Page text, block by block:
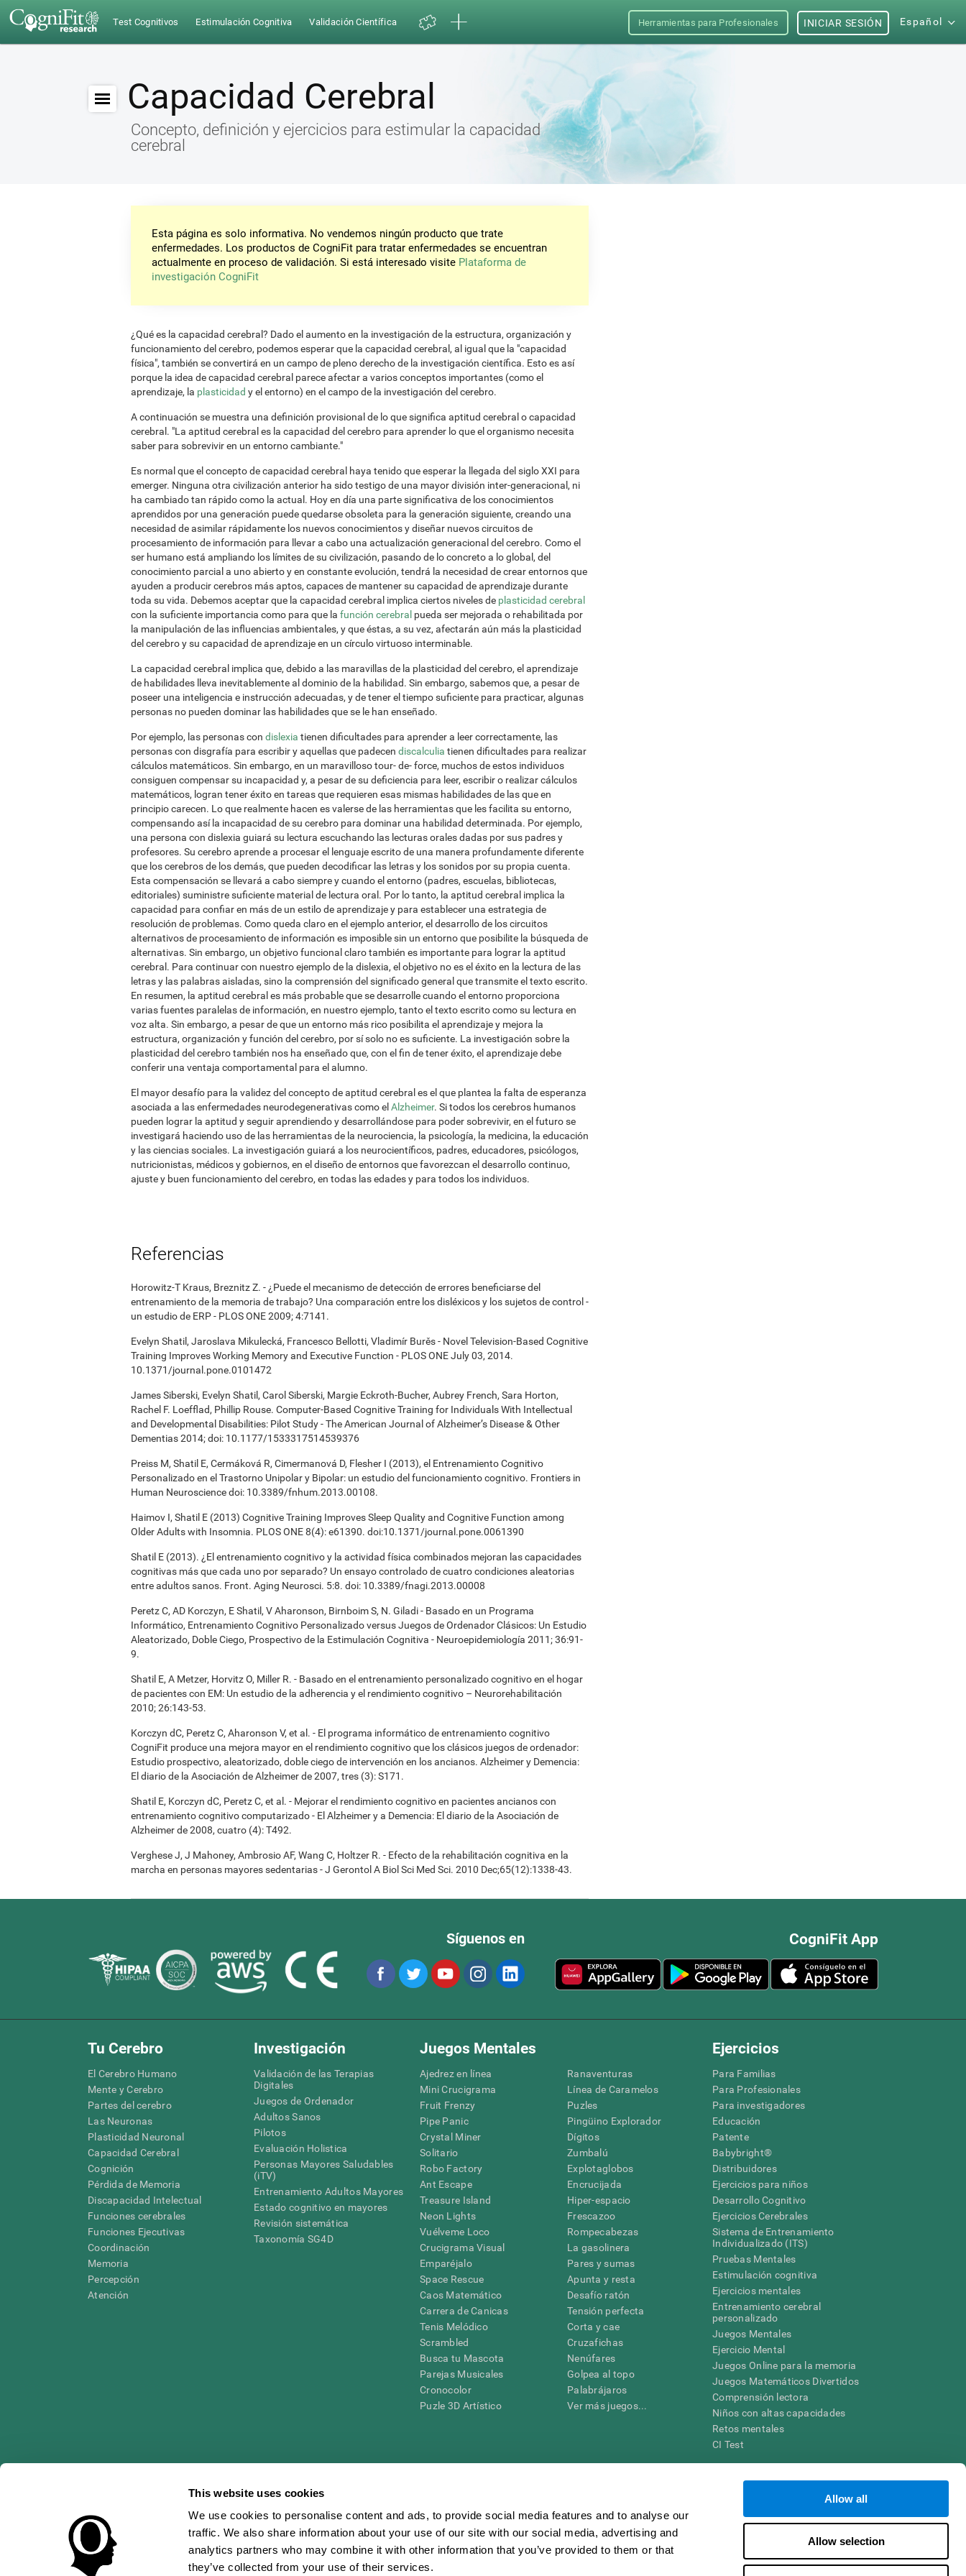
This website uses cookies
We use cookies to personalise content and ads, to provide social media features and to analyse our
traffic. We also share information about your use of our site with our social media, advertising and
analytics partners who may combine it with other information that you’ve provided to them or that
they’ve collected from your use of their services.
Allow all
Allow selection
Test Cognitivos Estimulación Cognitiva Validación Científica Herramientas para Profesionales Español
INICIAR SESIÓN
Capacidad Cerebral
Concepto, definición y ejercicios para estimular la capacidad
cerebral
Esta página es solo informativa. No vendemos ningún producto que trate
enfermedades. Los productos de CogniFit para tratar enfermedades se encuentran
actualmente en proceso de validación. Si está interesado visite Plataforma de
investigación CogniFit
¿Qué es la capacidad cerebral? Dado el aumento en la investigación de la estructura, organización y
funcionamiento del cerebro, podemos esperar que la capacidad cerebral, al igual que la "capacidad
física", también se convertirá en un campo de pleno derecho de la investigación científica. Esto es así
porque la idea de capacidad cerebral parece afectar a varios conceptos importantes (como el
aprendizaje, la plasticidad y el entorno) en el campo de la investigación del cerebro.
A continuación se muestra una definición provisional de lo que significa aptitud cerebral o capacidad
cerebral. "La aptitud cerebral es la capacidad del cerebro para aprender lo que el organismo necesita
saber para sobrevivir en un entorno cambiante."
Es normal que el concepto de capacidad cerebral haya tenido que esperar la llegada del siglo XXI para
emerger. Ninguna otra civilización anterior ha sido testigo de una mayor división inter-generacional, ni
ha cambiado tan rápido como la actual. Hoy en día una parte significativa de los conocimientos
aprendidos por una generación puede quedarse obsoleta para la generación siguiente, creando una
necesidad de asimilar rápidamente los nuevos conocimientos y diseñar nuevos circuitos de
procesamiento de información para llevar a cabo una actualización generacional del cerebro. Como el
ser humano está ampliando los límites de su civilización, pasando de lo concreto a lo global, del
conocimiento parcial a uno abierto y en constante evolución, tendrá la necesidad de crear entornos que
ayuden a producir cerebros más aptos, capaces de mantener su capacidad de aprendizaje durante
toda su vida. Debemos aceptar que la capacidad cerebral implica ciertos niveles de plasticidad cerebral
con la suficiente importancia como para que la función cerebral pueda ser mejorada o rehabilitada por
la manipulación de las influencias ambientales, y que éstas, a su vez, afectarán aún más la plasticidad
del cerebro y su capacidad de aprendizaje en un círculo virtuoso interminable.
La capacidad cerebral implica que, debido a las maravillas de la plasticidad del cerebro, el aprendizaje
de habilidades lleva inevitablemente al dominio de la habilidad. Sin embargo, sabemos que, a pesar de
poseer una inteligencia e instrucción adecuadas, y de tener el tiempo suficiente para practicar, algunas
personas no pueden dominar las habilidades que se le han enseñado.
Por ejemplo, las personas con dislexia tienen dificultades para aprender a leer correctamente, las
personas con disgrafía para escribir y aquellas que padecen discalculia tienen dificultades para realizar
cálculos matemáticos. Sin embargo, en un maravilloso tour- de- force, muchos de estos individuos
consiguen compensar su incapacidad y, a pesar de su deficiencia para leer, escribir o realizar cálculos
matemáticos, logran tener éxito en tareas que requieren esas mismas habilidades de las que en
principio carecen. Lo que realmente hacen es valerse de las herramientas que les facilita su entorno,
compensando así la incapacidad de su cerebro para dominar una habilidad determinada. Por ejemplo,
una persona con dislexia guiará su lectura escuchando las lecturas orales dadas por sus padres y
profesores. Su cerebro aprende a procesar el lenguaje escrito de una manera profundamente diferente
que los cerebros de los demás, que pueden decodificar las letras y los sonidos por su propia cuenta.
Esta compensación se llevará a cabo siempre y cuando el entorno (padres, escuelas, bibliotecas,
editoriales) suministre suficiente material de lectura oral. Por lo tanto, la aptitud cerebral implica la
capacidad para confiar en más de un estilo de aprendizaje y para establecer una estrategia de
resolución de problemas. Como queda claro en el ejemplo anterior, el desarrollo de los circuitos
alternativos de procesamiento de información es imposible sin un entorno que posibilite la búsqueda de
alternativas. Sin embargo, un objetivo funcional claro también es importante para lograr la aptitud
cerebral. Para continuar con nuestro ejemplo de la dislexia, el objetivo no es el éxito en la lectura de las
letras y las palabras aisladas, sino la comprensión del significado general que transmite el texto escrito.
En resumen, la aptitud cerebral es más probable que se desarrolle cuando el entorno proporciona
varias fuentes paralelas de información, en nuestro ejemplo, tanto el texto escrito como su lectura en
voz alta. Sin embargo, a pesar de que un entorno más rico posibilita el aprendizaje y mejora la
estructura, organización y función del cerebro, por sí solo no es suficiente. La investigación sobre la
plasticidad del cerebro también nos ha enseñado que, con el fin de tener éxito, el aprendizaje debe
conferir una ventaja comportamental para el alumno.
El mayor desafío para la validez del concepto de aptitud cerebral es el que plantea la falta de esperanza
asociada a las enfermedades neurodegenerativas como el Alzheimer. Si todos los cerebros humanos
pueden lograr la aptitud y seguir aprendiendo y desarrollándose para poder sobrevivir, en el futuro se
investigará haciendo uso de las herramientas de la neurociencia, la psicología, la medicina, la educación
y las ciencias sociales. La investigación guiará a los neurocientíficos, padres, educadores, psicólogos,
nutricionistas, médicos y gobiernos, en el diseño de entornos que favorezcan el desarrollo continuo,
ajuste y buen funcionamiento del cerebro, en todas las edades y para todos los individuos.
Referencias
Horowitz-T Kraus, Breznitz Z. - ¿Puede el mecanismo de detección de errores beneficiarse del
entrenamiento de la memoria de trabajo? Una comparación entre los disléxicos y los sujetos de control -
un estudio de ERP - PLOS ONE 2009; 4:7141.
Evelyn Shatil, Jaroslava Mikulecká, Francesco Bellotti, Vladimír Burěs - Novel Television-Based Cognitive
Training Improves Working Memory and Executive Function - PLOS ONE July 03, 2014.
10.1371/journal.pone.0101472
James Siberski, Evelyn Shatil, Carol Siberski, Margie Eckroth-Bucher, Aubrey French, Sara Horton,
Rachel F. Loefflad, Phillip Rouse. Computer-Based Cognitive Training for Individuals With Intellectual
and Developmental Disabilities: Pilot Study - The American Journal of Alzheimer’s Disease & Other
Dementias 2014; doi: 10.1177/1533317514539376
Preiss M, Shatil E, Cermáková R, Cimermanová D, Flesher I (2013), el Entrenamiento Cognitivo
Personalizado en el Trastorno Unipolar y Bipolar: un estudio del funcionamiento cognitivo. Frontiers in
Human Neuroscience doi: 10.3389/fnhum.2013.00108.
Haimov I, Shatil E (2013) Cognitive Training Improves Sleep Quality and Cognitive Function among
Older Adults with Insomnia. PLOS ONE 8(4): e61390. doi:10.1371/journal.pone.0061390
Shatil E (2013). ¿El entrenamiento cognitivo y la actividad física combinados mejoran las capacidades
cognitivas más que cada uno por separado? Un ensayo controlado de cuatro condiciones aleatorias
entre adultos sanos. Front. Aging Neurosci. 5:8. doi: 10.3389/fnagi.2013.00008
Peretz C, AD Korczyn, E Shatil, V Aharonson, Birnboim S, N. Giladi - Basado en un Programa
Informático, Entrenamiento Cognitivo Personalizado versus Juegos de Ordenador Clásicos: Un Estudio
Aleatorizado, Doble Ciego, Prospectivo de la Estimulación Cognitiva - Neuroepidemiología 2011; 36:91-
9.
Shatil E, A Metzer, Horvitz O, Miller R. - Basado en el entrenamiento personalizado cognitivo en el hogar
de pacientes con EM: Un estudio de la adherencia y el rendimiento cognitivo – Neurorehabilitación
2010; 26:143-53.
Korczyn dC, Peretz C, Aharonson V, et al. - El programa informático de entrenamiento cognitivo
CogniFit produce una mejora mayor en el rendimiento cognitivo que los clásicos juegos de ordenador:
Estudio prospectivo, aleatorizado, doble ciego de intervención en los ancianos. Alzheimer y Demencia:
El diario de la Asociación de Alzheimer de 2007, tres (3): S171.
Shatil E, Korczyn dC, Peretz C, et al. - Mejorar el rendimiento cognitivo en pacientes ancianos con
entrenamiento cognitivo computarizado - El Alzheimer y a Demencia: El diario de la Asociación de
Alzheimer de 2008, cuatro (4): T492.
Verghese J, J Mahoney, Ambrosio AF, Wang C, Holtzer R. - Efecto de la rehabilitación cognitiva en la
marcha en personas mayores sedentarias - J Gerontol A Biol Sci Med Sci. 2010 Dec;65(12):1338-43.
CogniFit App
Síguenos en
Tu Cerebro
El Cerebro Humano
Mente y Cerebro
Partes del cerebro
Las Neuronas
Plasticidad Neuronal
Capacidad Cerebral
Cognición
Pérdida de Memoria
Discapacidad Intelectual
Funciones cerebrales
Funciones Ejecutivas
Coordinación
Memoria
Percepción
Atención
Investigación
Validación de las Terapias
Digitales
Juegos de Ordenador
Adultos Sanos
Pilotos
Evaluación Holistica
Personas Mayores Saludables
(iTV)
Entrenamiento Adultos Mayores
Estado cognitivo en mayores
Revisión sistemática
Taxonomía SG4D
Juegos Mentales
Ajedrez en línea
Mini Crucigrama
Fruit Frenzy
Pipe Panic
Crystal Miner
Solitario
Robo Factory
Ant Escape
Treasure Island
Neon Lights
Vuélveme Loco
Crucigrama Visual
Emparéjalo
Space Rescue
Caos Matemático
Carrera de Canicas
Tenis Melódico
Scrambled
Busca tu Mascota
Parejas Musicales
Cronocolor
Puzle 3D Artístico
Ranaventuras
Línea de Caramelos
Puzles
Pingüino Explorador
Dígitos
Zumbalú
Explotaglobos
Encrucijada
Hiper-espacio
Frescazoo
Rompecabezas
La gasolinera
Pares y sumas
Apunta y resta
Desafío ratón
Tensión perfecta
Corta y cae
Cruzafichas
Nenúfares
Golpea al topo
Palabrájaros
Ver más juegos...
Ejercicios
Para Familias
Para Profesionales
Para investigadores
Educación
Patente
Babybright®
Distribuidores
Ejercicios para niños
Desarrollo Cognitivo
Ejercicios Cerebrales
Sistema de Entrenamiento
Individualizado (ITS)
Pruebas Mentales
Estimulación cognitiva
Ejercicios mentales
Entrenamiento cerebral
personalizado
Juegos Mentales
Ejercicio Mental
Juegos Online para la memoria
Juegos Matemáticos Divertidos
Comprensión lectora
Niños con altas capacidades
Retos mentales
CI Test
* Las evaluaciones de CogniFit están diseñadas para detectar alteraciones y deterioro cognitivo con el fin de ofrecer a un médico información pertinente para diseñar una intervención terapéutica apropiada. En un entorno
clínico, los resultados de CogniFit (cuando son interpretados por un profesional de la salud cualificado), se pueden utilizar como ayuda para determinar si un individuo debe ser dirigido a una posterior evaluación
neuropsicológica (por ejemplo, un examen neuropsicológico completo). CogniFit no ofrece directamente un diagnóstico médico de ningún tipo. Un diagnóstico de TDAH, dislexia, demencia o enfermedad similar sólo
puede ser realizada por un médico o psicólogo cualificado teniendo en cuenta una amplia gama de posibles factores. De acuerdo al uso indicado, CogniFit no indica que esta herramienta sea o deba ser considerada como
un dispositivo médico certicado por la FDA. El producto puede ser utilizado para estudios de investigación en cualquier campo de investigación relacionado con la cognición. Si se utiliza para fines de investigación, todo
uso del producto debe hacerse en los sujetos humanos apropiados conforme al procedimiento dictado por el centro de investigación y será una obligación por parte del investigador. Todas estas protecciones para el
sujeto humano nunca no podrán ser, en ningún caso, inferiores a las requeridas para cualquier sujeto de investigación en virtud de lo dispuesto en la Sección 45 CFR 46 del Código de Regulaciones Federales.